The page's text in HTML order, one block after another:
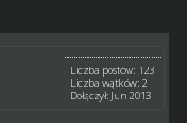
Liczba postów: 123
Liczba wątków: 2
Dołączył: Jun 2013